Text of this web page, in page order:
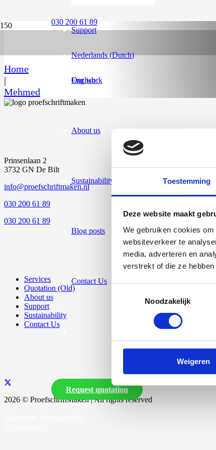
Toestemming
Deze website maakt
We gebruiken cookies
websiteverkeer te
media, adverteren en
verstrekt of die ze
Noodzakelijk
Weigeren
030 200 61 89
Nederlands(Dutch)
English
Support
Our work
About us
Sustainability
Blog posts
Contact Us
Request quotation
Home
|
Mehmed
Prinsenlaan 2
3732 GN De Bilt
info@proefschriftmaken.nl
030 200 61 89
030 200 61 89
Services
Quotation (Old)
About us
Support
Sustainability
Contact Us
2026 © ProefschriftMaken | All rights reserved